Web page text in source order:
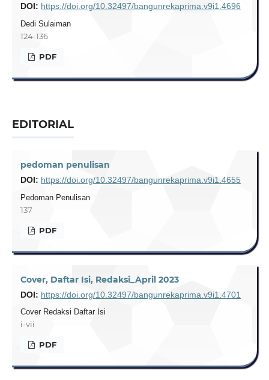
DOI: https://doi.org/10.32497/bangunrekaprima.v9i1.4696
Dedi Sulaiman
124-136
PDF
EDITORIAL
pedoman penulisan
DOI: https://doi.org/10.32497/bangunrekaprima.v9i1.4655
Pedoman Penulisan
137
PDF
Cover, Daftar Isi, Redaksi_April 2023
DOI: https://doi.org/10.32497/bangunrekaprima.v9i1.4701
Cover Redaksi Daftar Isi
i-vii
PDF